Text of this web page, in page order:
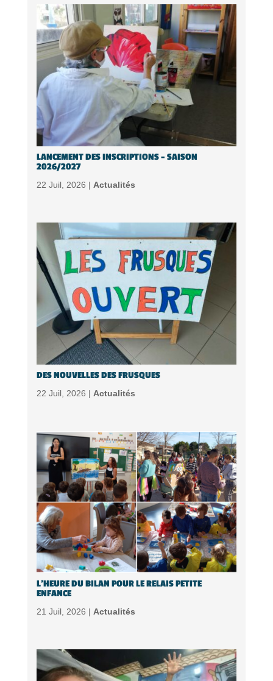
LANCEMENT DES INSCRIPTIONS – SAISON
2026/2027
22 Juil, 2026 | Actualités
DES NOUVELLES DES FRUSQUES
22 Juil, 2026 | Actualités
L’HEURE DU BILAN POUR LE RELAIS PETITE
ENFANCE
21 Juil, 2026 | Actualités